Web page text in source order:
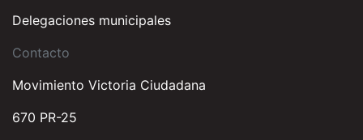
Delegaciones municipales
Contacto
Movimiento Victoria Ciudadana
670 PR-25